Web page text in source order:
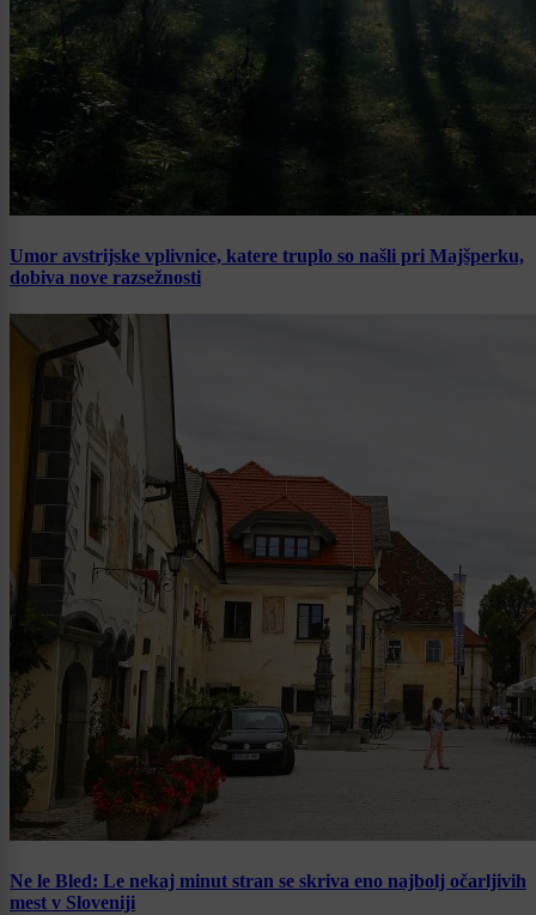
Umor avstrijske vplivnice, katere truplo so našli pri Majšperku,
dobiva nove razsežnosti
Ne le Bled: Le nekaj minut stran se skriva eno najbolj očarljivih
mest v Sloveniji